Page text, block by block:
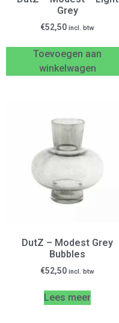
Grey
€52,50 incl. btw
Toevoegen aan
winkelwagen
DutZ – Modest Grey
Bubbles
€52,50 incl. btw
Lees meer